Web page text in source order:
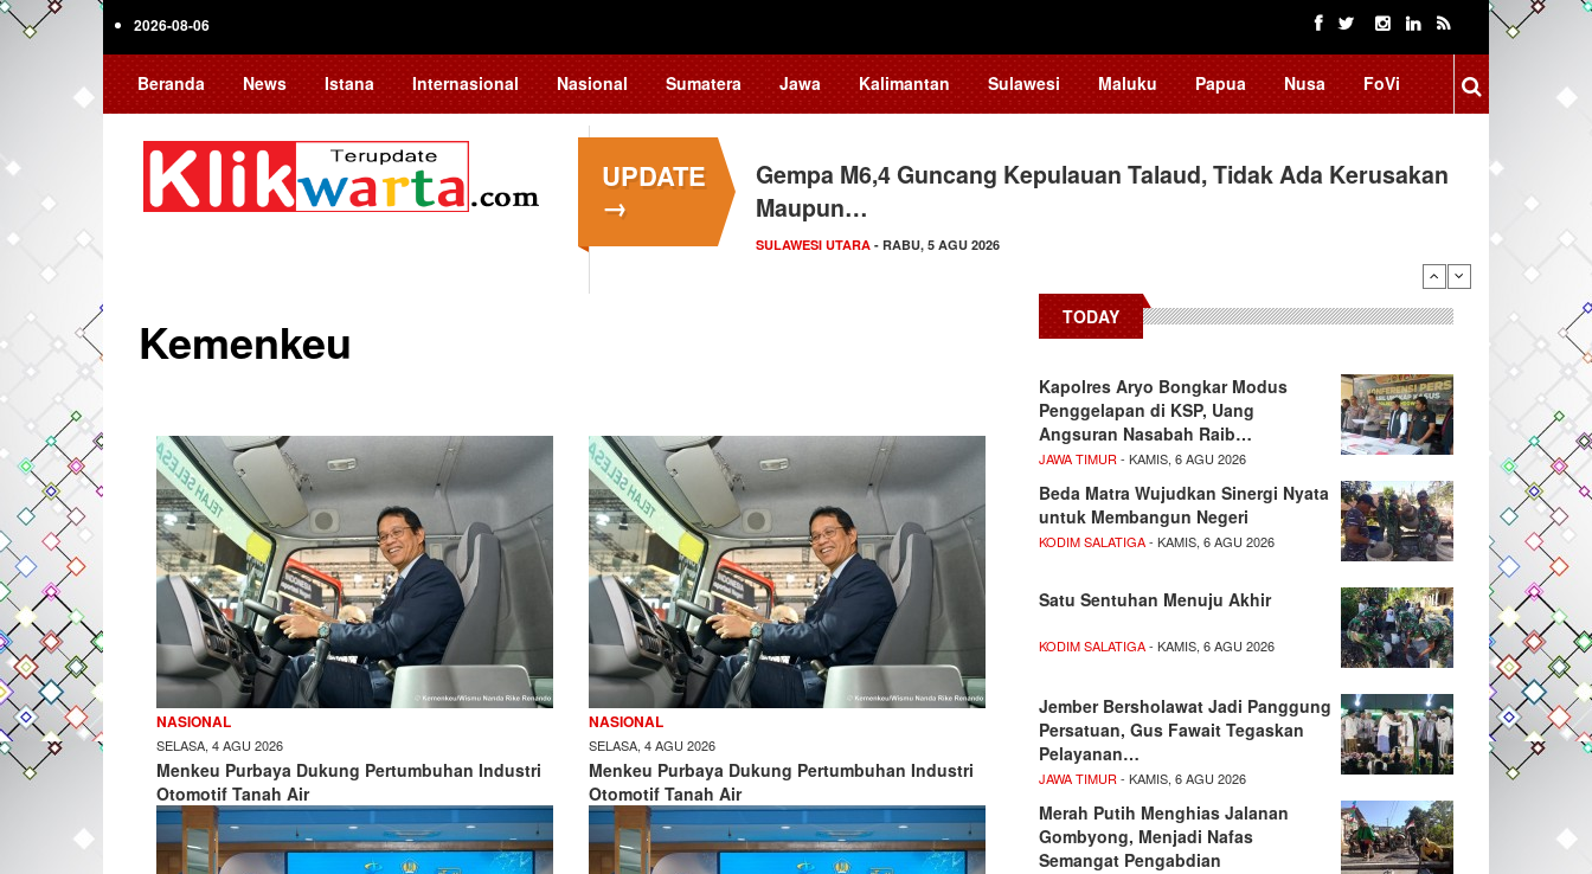
Skip
2026-08-06
Beranda News Istana Internasional Nasional Sumatera Jawa Kalimantan Sulawesi Maluku Papua Nusa FoVi
UPDATE
→
Gempa M6,4 Guncang Kepulauan Talaud, Tidak Ada Kerusakan
Maupun…
SULAWESI UTARA - RABU, 5 AGU 2026
Kemenkeu
NASIONAL
SELASA, 4 AGU 2026
Menkeu Purbaya Dukung Pertumbuhan Industri
Otomotif Tanah Air
NASIONAL
SELASA, 4 AGU 2026
Menkeu Purbaya Dukung Pertumbuhan Industri
Otomotif Tanah Air
Pagination
TODAY
Kapolres Aryo Bongkar Modus
Penggelapan di KSP, Uang
Angsuran Nasabah Raib…
JAWA TIMUR - KAMIS, 6 AGU 2026
Beda Matra Wujudkan Sinergi Nyata
untuk Membangun Negeri
KODIM SALATIGA- KAMIS, 6 AGU 2026
Satu Sentuhan Menuju Akhir
KODIM SALATIGA- KAMIS, 6 AGU 2026
Jember Bersholawat Jadi Panggung
Persatuan, Gus Fawait Tegaskan
Pelayanan…
JAWA TIMUR - KAMIS, 6 AGU 2026
Merah Putih Menghias Jalanan
Gombyong, Menjadi Nafas
Semangat Pengabdian